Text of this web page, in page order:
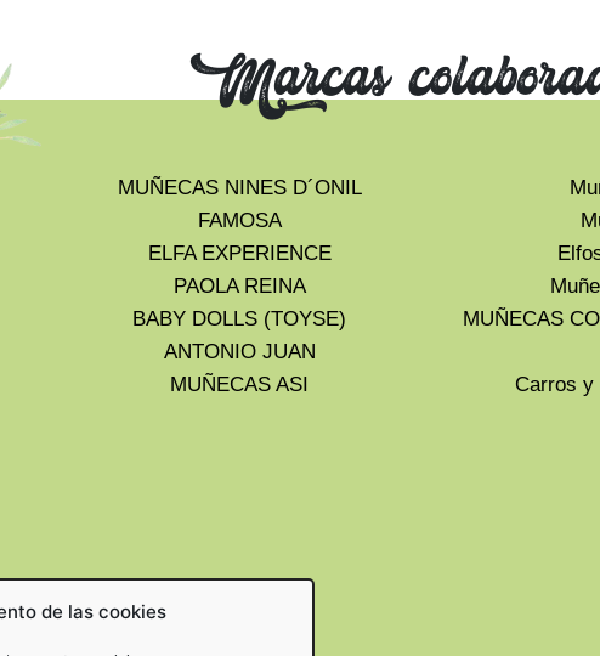
de las cookies
Marcas
MUÑECAS NINES D´ONIL
FAMOSA
ELFA EXPERIENCE
PAOLA REINA
BABY DOLLS (TOYSE)
ANTONIO JUAN
MUÑECAS ASI
MUÑECAS
Carros y